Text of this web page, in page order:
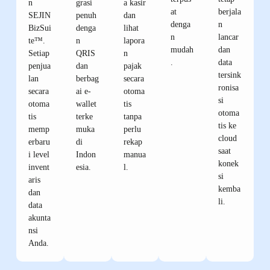
n
SEJIN
BizSui
te™.
Setiap
penjua
lan
secara
otoma
tis
memp
erbaru
i level
invent
aris
dan
data
akunta
nsi
Anda.
grasi
penuh
denga
n
QRIS
dan
berbag
ai e-
wallet
terke
muka
di
Indon
esia.
a kasir
dan
lihat
lapora
n
pajak
secara
otoma
tis
tanpa
perlu
rekap
manua
l.
at
denga
n
mudah
.
berjala
n
lancar
dan
data
tersink
ronisa
si
otoma
tis ke
cloud
saat
konek
si
kemba
li.